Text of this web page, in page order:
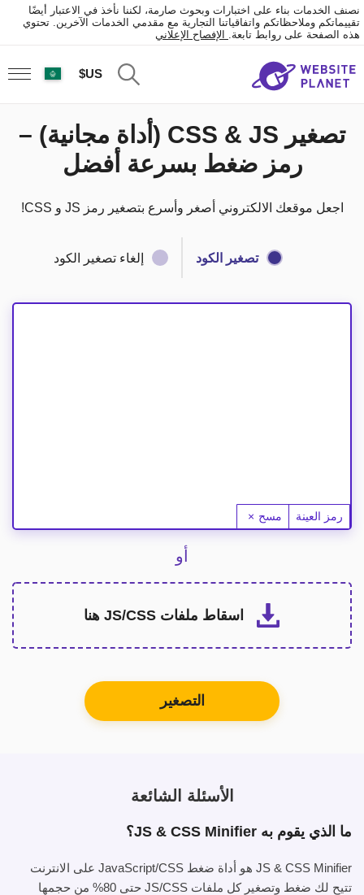
نصنف الخدمات بناء على اختبارات وبحوث صارمة، لكننا نأخذ في الاعتبار أيضًا
تقييماتكم وملاحظاتكم واتفاقياتنا التجارية مع مقدمي الخدمات الآخرين. تحتوي
هذه الصفحة على روابط تابعة. الإفصاح الإعلاني
US$
تصغير CSS & JS (أداة مجانية) –
رمز ضغط بسرعة أفضل
اجعل موقعك الالكتروني أصغر وأسرع بتصغير رمز JS و CSS!
تصغير الكود إلغاء تصغير الكود
الصق الرمز هنا
رمز العينة مسح
أو
اسقاط ملفات JS/CSS هنا
التصغير
الأسئلة الشائعة
ما الذي يقوم به JS & CSS Minifier؟
JS & CSS Minifier هو أداة ضغط JavaScript/CSS على الانترنت
تتيح لك ضغط وتصغير كل ملفات JS/CSS حتى 80% من حجمها